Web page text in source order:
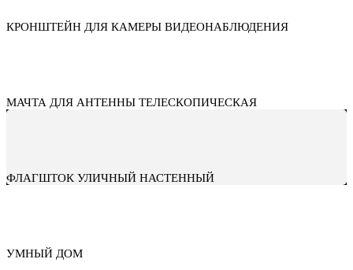
КРОНШТЕЙН ДЛЯ КАМЕРЫ ВИДЕОНАБЛЮДЕНИЯ
МАЧТА ДЛЯ АНТЕННЫ ТЕЛЕСКОПИЧЕСКАЯ
ФЛАГШТОК УЛИЧНЫЙ НАСТЕННЫЙ
УМНЫЙ ДОМ